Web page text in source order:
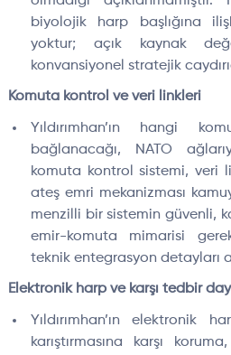
biyolojik harp başlığına
yoktur; açık kaynak
konvansiyonel stratejik
Komuta kontrol ve veri linkleri
Yıldırımhan’ın hangi
bağlanacağı, NATO
komuta kontrol sistemi, veri
ateş emri mekanizması
menzilli bir sistemin güvenli,
emir-komuta mimarisi
teknik entegrasyon detayları
Elektronik harp ve karşı tedbir
Yıldırımhan’ın elektronik
karıştırmasına karşı